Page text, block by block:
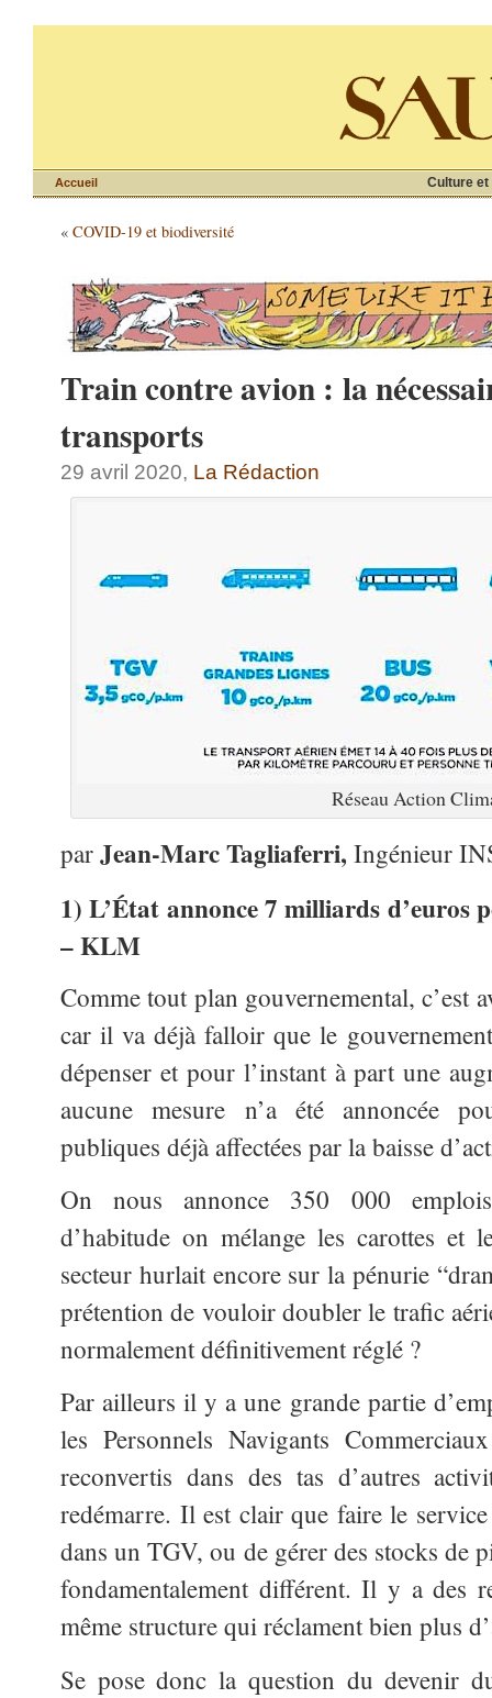
Culture et
Accueil
« COVID-19 et biodiversité
Train contre avion : la
transports
29 avril 2020, La Rédaction
Réseau Action
parJean-Marc Tagliaferri, Ingénieur
1) L’État annonce 7 milliards d’euros
– KLM
Comme tout plan gouvernemental, c’est
car il va déjà falloir que le
dépenser et pour l’instant à part une
aucune mesure n’a été annoncée
publiques déjà affectées par la baisse
On nous annonce 350 000
d’habitude on mélange les carottes
secteur hurlait encore sur la pénurie
prétention de vouloir doubler le trafic
normalement définitivement réglé ?
Par ailleurs il y a une grande partie
les Personnels Navigants
reconvertis dans des tas d’autres
redémarre. Il est clair que faire le
dans un TGV, ou de gérer des stocks de
fondamentalement différent. Il y a des
même structure qui réclament bien plus
Se pose donc la question du devenir